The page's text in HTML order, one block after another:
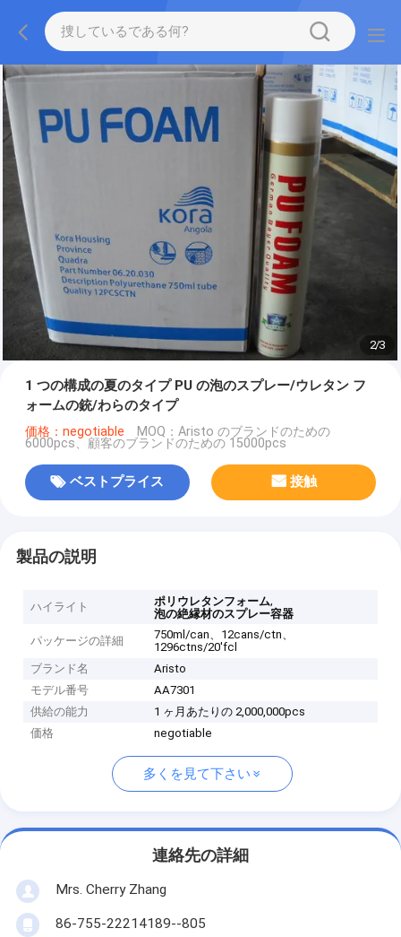
2/3
1 つの構成の夏のタイプ PU の泡のスプレー/ウレタン フ
ォームの銃/わらのタイプ
価格：negotiable MOQ：Aristo のブランドのための
6000pcs、顧客のブランドのための 15000pcs
ベストプライス 接触
製品の説明
ハイライト ポリウレタンフォーム,
泡の絶縁材のスプレー容器
パッケージの詳細
750ml/can、12cans/ctn、
1296ctns/20'fcl
ブランド名
Aristo
モデル番号
AA7301
供給の能力
1 ヶ月あたりの 2,000,000pcs
価格
negotiable
多くを見て下さい
連絡先の詳細
Mrs. Cherry Zhang
86-755-22214189--805